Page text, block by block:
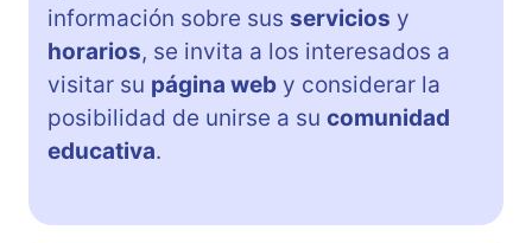
información sobre sus servicios y
horarios, se invita a los interesados a
visitar su página web y considerar la
posibilidad de unirse a su comunidad
educativa.